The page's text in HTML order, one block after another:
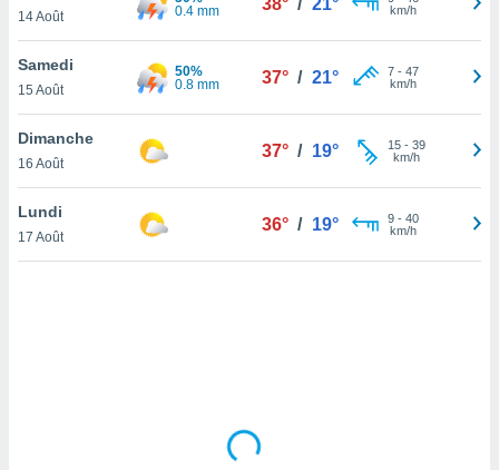
votre
à
en
le
14 Août
0.4 mm
km/h
Samedi
15 Août
50%
0.8 mm
37° / 21° 7- 47
km/h
Dimanche
16 Août
37° / 19° 15- 39
km/h
Lundi
17 Août
36° / 19° 9- 40
km/h